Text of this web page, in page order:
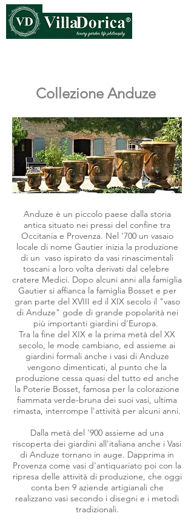
Collezione Anduze
Anduze è un piccolo paese dalla storia
antica situato nei pressi del confine tra
Occitania e Provenza. Nel '700 un vasaio
locale di nome Gautier inizia la produzione
di un vaso ispirato da vasi rinascimentali
toscani a loro volta derivati dal celebre
cratere Medici. Dopo alcuni anni alla famiglia
Gautier si affianca la famiglia Bosset e per
gran parte del XVIII ed il XIX secolo il "vaso
di Anduze" gode di grande popolarità nei
più importanti giardini d'Europa.
Tra la fine del XIX e la prima metà del XX
secolo, le mode cambiano, ed assieme ai
giardini formali anche i vasi di Anduze
vengono dimenticati, al punto che la
produzione cessa quasi del tutto ed anche
la Poterie Bosset, famosa per la colorazione
fiammata verde-bruna dei suoi vasi, ultima
rimasta, interrompe l'attività per alcuni anni.
Dalla metà del '900 assieme ad una
riscoperta dei giardini all'italiana anche i Vasi
di Anduze tornano in auge. Dapprima in
Provenza come vasi d'antiquariato poi con la
ripresa delle attività di produzione, che oggi
conta ben 9 aziende artigianali che
realizzano vasi secondo i disegni e i metodi
tradizionali.